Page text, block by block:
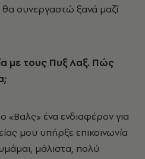
θα συνεργαστώ ξανά μαζί
με τους Πυξ Λαξ. Πώς
«Βαλς» ένα ενδιαφέρον για
μου υπήρξε επικοινωνία
μάλιστα, πολύ